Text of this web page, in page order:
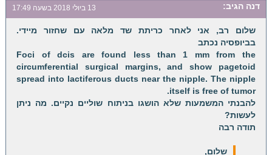
דנה הגיב: 13 ביולי 2018 בשעה 17:49
שלום רב, אני לאחר כריתת שד מלאה עם שחזור מיידי.
בביופסיה נכתב
Foci of dcis are found less than 1 mm from the
circumferential surgical margins, and show pagetoid
spread into lactiferous ducts near the nipple. The nipple
itself is free of tumor.
להבנתי המשמעות שלא הושגו בניתוח שוליים נקיים. מה ניתן
לעשות?
תודה רבה
שלום,